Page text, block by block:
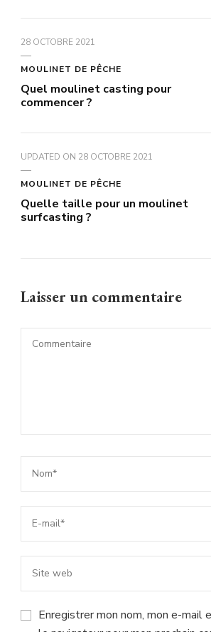
28 OCTOBRE 2021
MOULINET DE PÊCHE
Quel moulinet casting pour
commencer ?
UPDATED ON 28 OCTOBRE 2021
MOULINET DE PÊCHE
Quelle taille pour un moulinet
surfcasting ?
Laisser un commentaire
Enregistrer mon nom, mon e-mail